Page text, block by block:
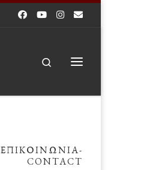
Search
ΕΠΙΚΟΙΝΩΝΊΑ-
CONTACT